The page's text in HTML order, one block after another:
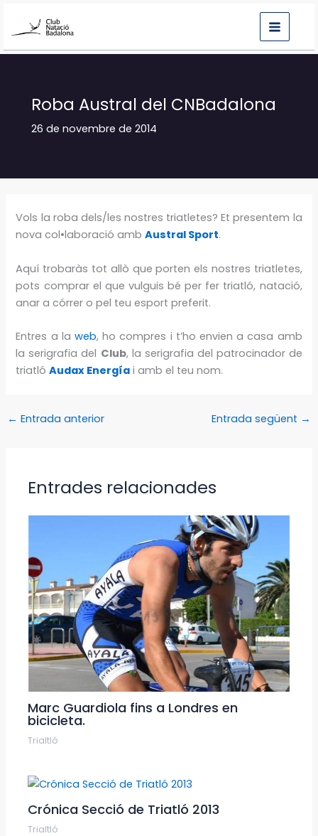
Roba Austral del CNBadalona
26 de novembre de 2014
Vols la roba dels/les nostres triatletes? Et presentem la
nova col•laboració ambAustral Sport.
Aquí trobaràs tot allò que porten els nostres triatletes,
pots comprar el que vulguis bé per fer triatló, natació,
anar a córrer o pel teu esport preferit.
Entres a laweb, ho compres i t’ho envien a casa amb
la serigrafia del Club, la serigrafia del patrocinador de
triatlóAudax Energía i amb el teu nom.
← Entrada anterior Entrada següent →
Entrades relacionades
Marc Guardiola fins a Londres en
bicicleta.
Trialtló
Crónica Secció de Triatló 2013
Trialtló